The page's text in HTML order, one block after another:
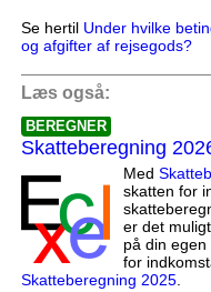
Se hertil Under hvilke
og afgifter af rejsegods?
Læs også:
BEREGNER
Skatteberegning
Med
skatten for
er det
på din
for
Skatteberegning 2025.